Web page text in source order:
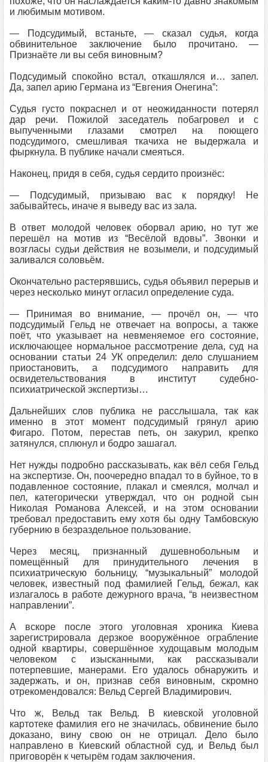
и любимым мотивом.
— Подсудимый, встаньте, — сказал судья, когда
обвинительное заключение было прочитано. —
Признаёте ли вы себя виновным?
Подсудимый спокойно встал, откашлялся и… запел.
Да, запел арию Германа из “Евгения Онегина”:
Судья густо покраснел и от неожиданности потерял
дар речи. Пожилой заседатель побагровел и с
выпученными глазами смотрел на поющего
подсудимого, смешливая ткачиха не выдержала и
фыркнула. В публике начали смеяться.
Наконец, придя в себя, судья сердито произнёс:
— Подсудимый, призываю вас к порядку! Не
забывайтесь, иначе я выведу вас из зала.
В ответ молодой человек оборвал арию, но тут же
перешёл на мотив из “Весёлой вдовы”. Звонки и
возгласы судьи действия не возымели, и подсудимый
заливался соловьём.
Окончательно растерявшись, судья объявил перерыв и
через несколько минут огласил определение суда.
— Принимая во внимание, — прочёл он, — что
подсудимый Гельд не отвечает на вопросы, а также
поёт, что указывает на невменяемое его состояние,
исключающее нормальное рассмотрение дела, суд на
основании статьи 24 УК определил: дело слушанием
приостановить, а подсудимого направить для
освидетельствования в институт судебно-
психиатрической экспертизы…
Дальнейших слов публика не расслышала, так как
именно в этот момент подсудимый грянул арию
Фигаро. Потом, перестав петь, он закурил, крепко
затянулся, сплюнул и бодро зашагал.
Нет нужды подробно рассказывать, как вёл себя Гельд
на экспертизе. Он, поочередно впадал то в буйное, то в
подавленное состояние, плакал и смеялся, молчал и
пел, категорически утверждал, что он родной сын
Николая Романова Алексей, и на этом основании
требовал предоставить ему хотя бы одну Тамбовскую
губернию в безраздельное пользование.
Через месяц, признанный душевнобольным и
помещённый для принудительного лечения в
психиатрическую больницу, “музыкальный” молодой
человек, известный под фамилией Гельд, бежал, как
излагалось в работе дежурного врача, “в неизвестном
направлении”.
А вскоре после этого уголовная хроника Киева
зарегистрировала дерзкое вооружённое ограбление
одной квартиры, совершённое худощавым молодым
человеком с изысканными, как рассказывали
потерпевшие, манерами. Его удалось обнаружить и
задержать, и он, признав себя виновным, скромно
отрекомендовался: Вельд Сергей Владимирович.
Что ж, Вельд так Вельд. В киевской уголовной
картотеке фамилия его не значилась, обвинение было
доказано, вину свою он не отрицал. Дело было
направлено в Киевский областной суд, и Вельд был
приговорён к четырём годам заключения.